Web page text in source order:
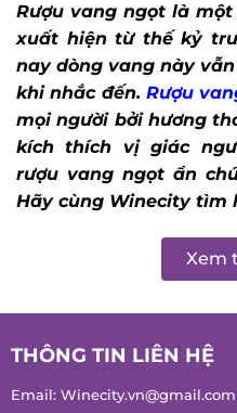
Rượu vang ngọt là
xuất hiện từ thế kỷ
nay dòng vang này
khi nhắc đến. Rượu
mọi người bởi hương
kích thích vị giác
rượu vang ngọt ẩn
Hãy cùng Winecity tìm
Xem
THÔNG TIN LIÊN HỆ
Email: Winecity.vn@gmail.com